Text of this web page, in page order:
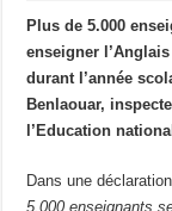
L’Algérie accepte de
France : Sébastien
France : Roland
Plus de 5.000
enseigner
durant l’année
Benlaouar,
l’Education
Dans une
5.000 enseignants